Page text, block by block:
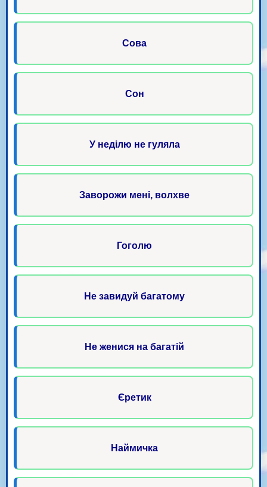
Сова
Сон
У неділю не гуляла
Заворожи мені, волхве
Гоголю
Не завидуй багатому
Не женися на багатій
Єретик
Наймичка